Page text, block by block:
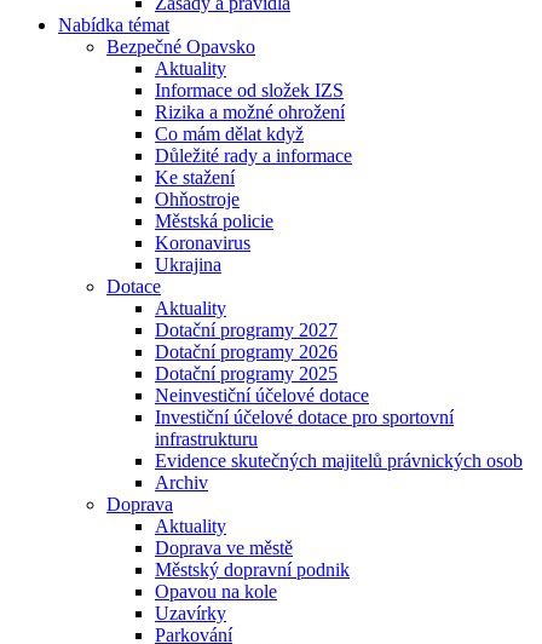
Nabídka témat
Bezpečné Opavsko
Aktuality
Informace od složek IZS
Rizika a možné ohrožení
Co mám dělat když
Důležité rady a informace
Ke stažení
Ohňostroje
Městská policie
Koronavirus
Ukrajina
Dotace
Aktuality
Dotační programy 2027
Dotační programy 2026
Dotační programy 2025
Neinvestiční účelové dotace
Investiční účelové dotace pro sportovní
infrastrukturu
Evidence skutečných majitelů právnických osob
Archiv
Doprava
Aktuality
Doprava ve městě
Městský dopravní podnik
Opavou na kole
Uzavírky
Parkování